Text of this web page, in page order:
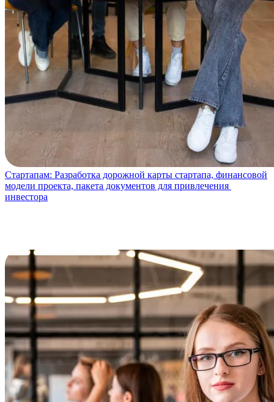
Стартапам: Разработка дорожной карты стартапа, финансовой
модели проекта, пакета документов для привлечения
инвестора